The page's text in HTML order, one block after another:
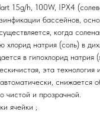
15g/h, 100W, IPX4
бассейнов,
когда
натрия (соль) в
в гипохлорид натрия
эта
снижается
чистой и прозрачной.
ячейки ;